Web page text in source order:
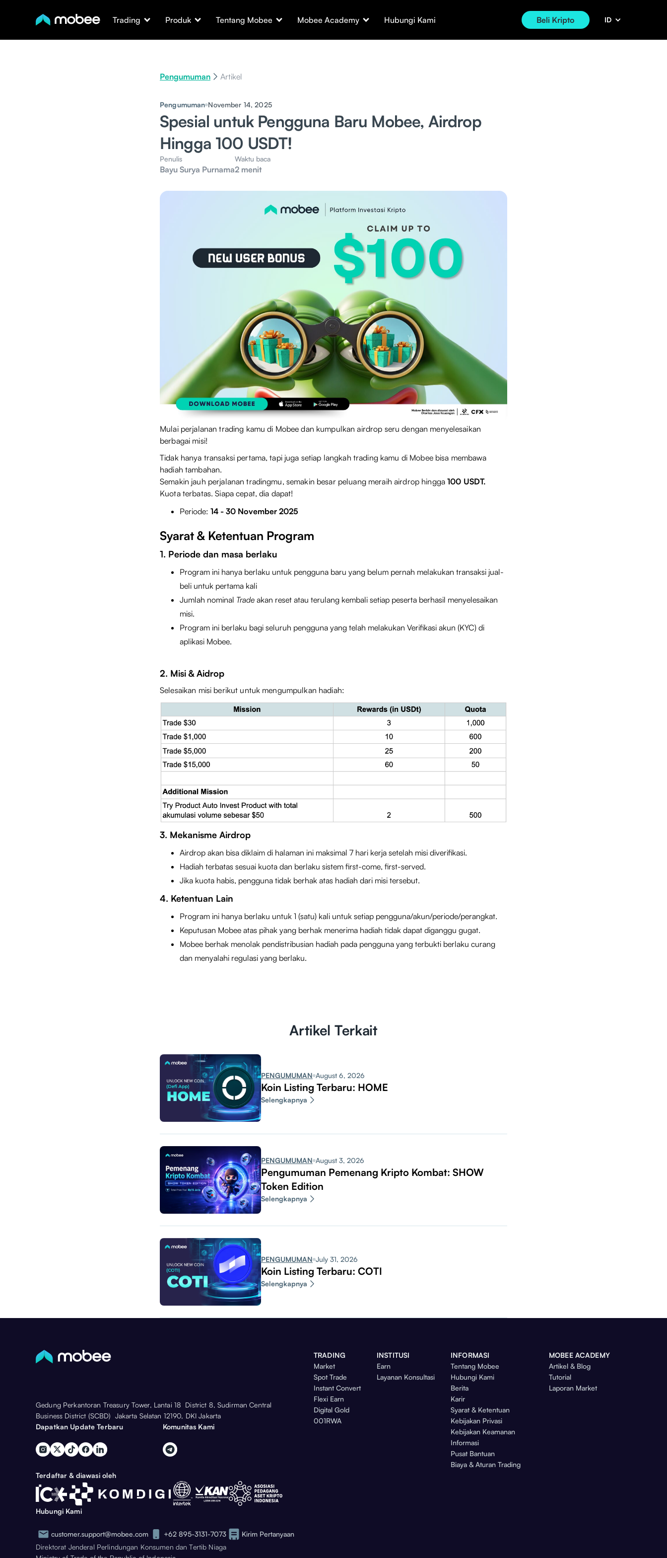
Trading Produk Tentang Mobee Mobee Academy Hubungi Kami Beli Kripto ID
Pengumuman Artikel
Pengumuman November 14, 2025
Spesial untuk Pengguna Baru Mobee, Airdrop
Hingga 100 USDT!
Penulis
Bayu Surya Purnama
Waktu baca
2 menit
Mulai perjalanan trading kamu di Mobee dan kumpulkan airdrop seru dengan menyelesaikan
berbagai misi!
Tidak hanya transaksi pertama, tapi juga setiap langkah trading kamu di Mobee bisa membawa
hadiah tambahan.
Semakin jauh perjalanan tradingmu, semakin besar peluang meraih airdrop hingga100 USDT.
Kuota terbatas. Siapa cepat, dia dapat!
Periode: 14 - 30 November 2025
Syarat & Ketentuan Program
1. Periode dan masa berlaku
Program ini hanya berlaku untuk pengguna baru yang belum pernah melakukan transaksi jual-
beli untuk pertama kali
Jumlah nominal Trade akan reset atau terulang kembali setiap peserta berhasil menyelesaikan
misi.
Program ini berlaku bagi seluruh pengguna yang telah melakukan Verifikasi akun (KYC) di
aplikasi Mobee.
2. Misi & Aidrop
Selesaikan misi berikut untuk mengumpulkan hadiah:
3. Mekanisme Airdrop
Airdrop akan bisa diklaim di halaman ini maksimal 7 hari kerja setelah misi diverifikasi.
Hadiah terbatas sesuai kuota dan berlaku sistem first-come, first-served.
Jika kuota habis, pengguna tidak berhak atas hadiah dari misi tersebut.
4. Ketentuan Lain
Program ini hanya berlaku untuk 1 (satu) kali untuk setiap pengguna/akun/periode/perangkat.
Keputusan Mobee atas pihak yang berhak menerima hadiah tidak dapat diganggu gugat.
Mobee berhak menolak pendistribusian hadiah pada pengguna yang terbukti berlaku curang
dan menyalahi regulasi yang berlaku.
Artikel Terkait
PENGUMUMAN August 6, 2026
Koin Listing Terbaru: HOME
Selengkapnya
PENGUMUMAN August 3, 2026
Pengumuman Pemenang Kripto Kombat: SHOW
Token Edition
Selengkapnya
PENGUMUMAN July 31, 2026
Koin Listing Terbaru: COTI
Selengkapnya
Gedung Perkantoran Treasury Tower, Lantai 18 District 8, Sudirman Central
Business District (SCBD) Jakarta Selatan 12190, DKI Jakarta
Dapatkan Update Terbaru
Komunitas Kami
TRADING
Market
Spot Trade
Instant Convert
Flexi Earn
Digital Gold
001RWA
INSTITUSI
Earn
Layanan Konsultasi
INFORMASI
Tentang Mobee
Hubungi Kami
Berita
Karir
Syarat & Ketentuan
Kebijakan Privasi
Kebijakan Keamanan
Informasi
Pusat Bantuan
Biaya & Aturan Trading
MOBEE ACADEMY
Artikel & Blog
Tutorial
Laporan Market
Terdaftar & diawasi oleh
Hubungi Kami
customer.support@mobee.com +62 895-3131-7073
Kirim Pertanyaan
Direktorat Jenderal Perlindungan Konsumen dan Tertib Niaga